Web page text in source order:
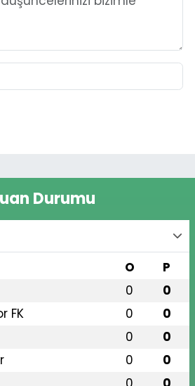
Durumu
O P
0 0
FK 0 0
0 0
0 0